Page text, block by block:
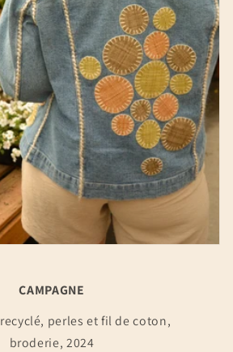
CAMPAGNE
perles et fil de coton,
broderie, 2024